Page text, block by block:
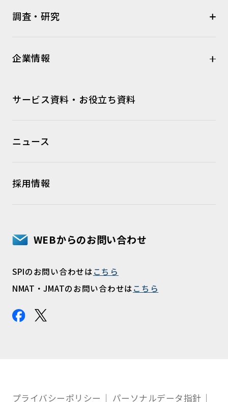
調査・研究
企業情報
サービス資料・お役立ち資料
ニュース
採用情報
WEBからのお問い合わせ
SPIのお問い合わせはこちら
NMAT・JMATのお問い合わせはこちら
プライバシーポリシー パーソナルデータ指針